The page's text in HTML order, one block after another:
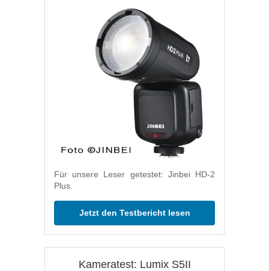
Für unsere Leser getestet: Jinbei HD-2
Plus.
Jetzt den Testbericht lesen
Kameratest: Lumix S5II